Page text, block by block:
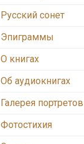
Русский сонет
Эпиграммы
О книгах
Об аудиокнигах
Галерея портретов
Фотостихия